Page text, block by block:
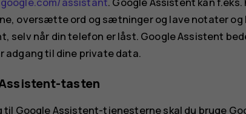
oversætte ord og sætninger og lave notater og
selv når din telefon er låst. Google Assistent
adgang til dine private data.
tasten
til Google Assistent-tjenesterne skal du bruge